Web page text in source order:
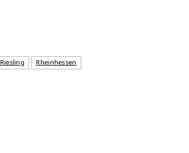
Riesling Rheinhessen